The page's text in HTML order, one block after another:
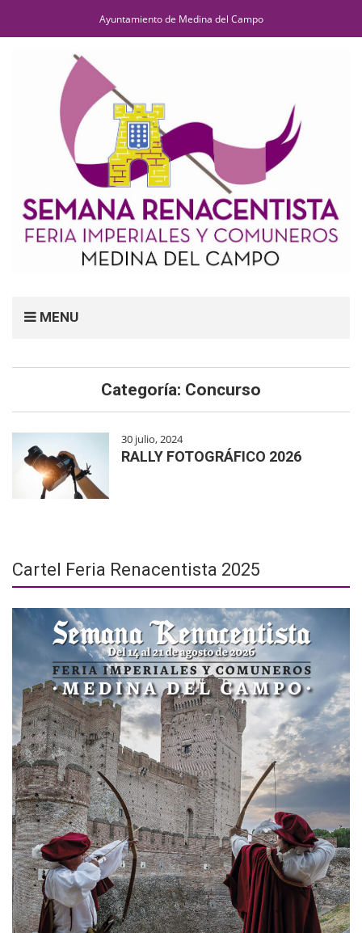
Ayuntamiento de Medina del Campo
MENU
Categoría: Concurso
30 julio, 2024
RALLY FOTOGRÁFICO 2026
Cartel Feria Renacentista 2025